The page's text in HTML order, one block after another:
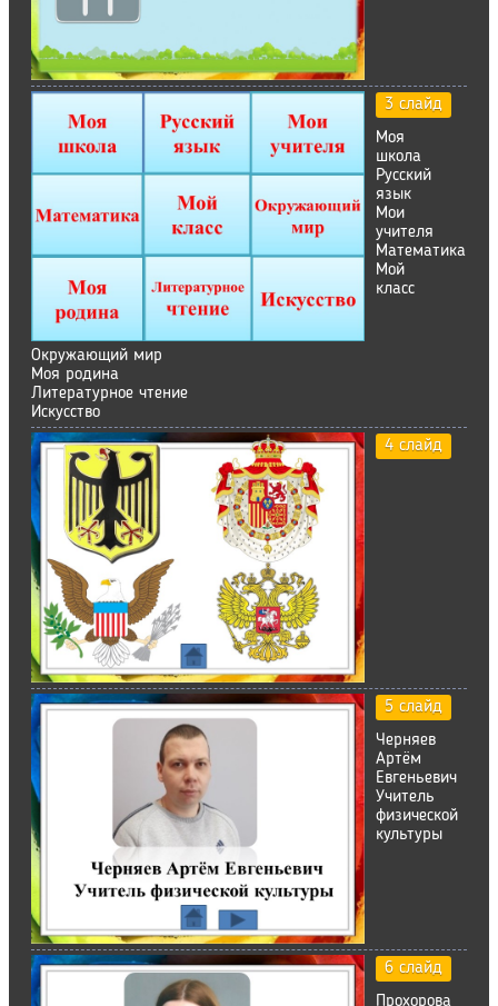
3 слайд
Моя
школа
Русский
язык
Мои
учителя
Математика
Мой
класс
Окружающий мир
Моя родина
Литературное чтение
Искусство
4 слайд
5 слайд
Черняев
Артём
Евгеньевич
Учитель
физической
культуры
6 слайд
Прохорова